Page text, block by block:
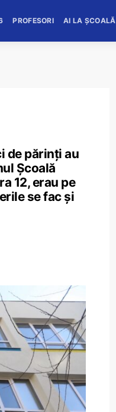
PROFESORI AI LA ȘCOALĂ
de părinți au
Școală
12, erau pe
se fac și